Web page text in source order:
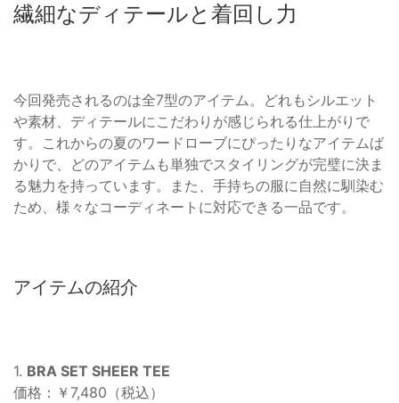
繊細なディテールと着回し力
今回発売されるのは全7型のアイテム。どれもシルエット
や素材、ディテールにこだわりが感じられる仕上がりで
す。これからの夏のワードローブにぴったりなアイテムば
かりで、どのアイテムも単独でスタイリングが完璧に決ま
る魅力を持っています。また、手持ちの服に自然に馴染む
ため、様々なコーディネートに対応できる一品です。
アイテムの紹介
1. BRA SET SHEER TEE
価格：￥7,480（税込）